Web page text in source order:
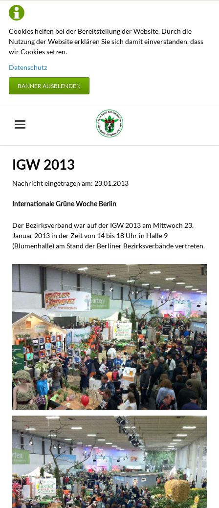
Cookies helfen bei der Bereitstellung der Website. Durch die
Nutzung der Website erklären Sie sich damit einverstanden, dass
wir Cookies setzen.
Datenschutz
BANNER AUSBLENDEN
IGW 2013
Nachricht eingetragen am: 23.01.2013
Internationale Grüne Woche Berlin
Der Bezirksverband war auf der IGW 2013 am Mittwoch 23.
Januar 2013 in der Zeit von 14 bis 18 Uhr in Halle 9
(Blumenhalle) am Stand der Berliner Bezirksverbände vertreten.